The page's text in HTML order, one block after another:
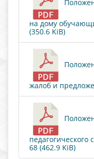
на дому
(350.6 KiB)
жалоб и
68 (462.9 KiB)